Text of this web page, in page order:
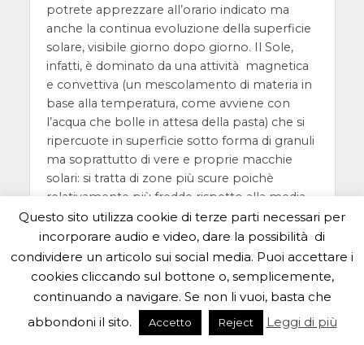
potrete apprezzare all’orario indicato ma
anche la continua evoluzione della superficie
solare, visibile giorno dopo giorno. Il Sole,
infatti, è dominato da una attività magnetica
e convettiva (un mescolamento di materia in
base alla temperatura, come avviene con
l’acqua che bolle in attesa della pasta) che si
ripercuote in superficie sotto forma di granuli
ma soprattutto di vere e proprie macchie
solari: si tratta di zone più scure poichè
relativamente più fredde rispetto alla media
temperatura superficiale del Sole, che
possono risultare facilmente visibili anche a
occhio nudo protetto da filtro. Queste
macchie derivano dall’attività magnetica del
Sole e seguono un ciclo di undici anni durante
i quali il loro numero raggiunge un minimo e
un massimo. Il punto di minimo è stato
Questo sito utilizza cookie di terze parti necessari per
incorporare audio e video, dare la possibilità di
condividere un articolo sui social media. Puoi accettare i
cookies cliccando sul bottone o, semplicemente,
continuando a navigare. Se non li vuoi, basta che
abbondoni il sito.
Accetto Reject Leggi di più